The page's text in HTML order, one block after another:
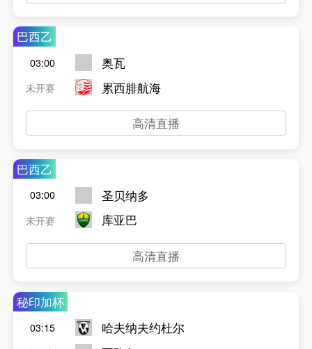
巴西乙
03:00
未开赛
奥瓦
累西腓航海
高清直播
巴西乙
03:00
未开赛
圣贝纳多
库亚巴
高清直播
秘印加杯
03:15
哈夫纳夫约杜尔